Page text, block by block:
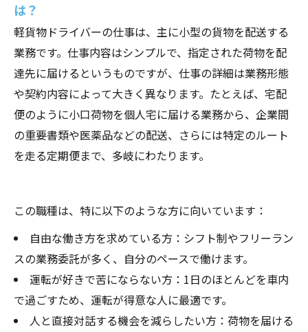
は？
軽貨物ドライバーの仕事は、主に小型の貨物を配送する
業務です。仕事内容はシンプルで、指定された荷物を配
達先に届けるというものですが、仕事の詳細は業務形態
や契約内容によって大きく異なります。たとえば、宅配
便のように小口荷物を個人宅に届ける業務から、企業間
の重要書類や医薬品などの配送、さらには特定のルート
を走る定期便まで、多岐にわたります。
この職種は、特に以下のような方に向いています：
自由な働き方を求めている方：シフト制やフリーラン
スの業務委託が多く、自分のペースで働けます。
運転が好きで苦にならない方：1日のほとんどを車内
で過ごすため、運転が得意な人に最適です。
人と直接対話する機会を減らしたい方：荷物を届ける